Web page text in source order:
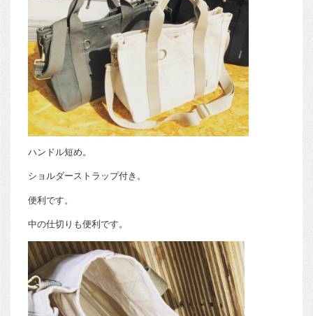
ハンドル短め。
ショルダーストラップ付き。
便利です。
中の仕切りも便利です。